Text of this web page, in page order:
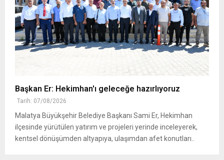
Başkan Er: Hekimhan'ı geleceğe hazırlıyoruz
Tarih: 07/08/2026
Malatya Büyükşehir Belediye Başkanı Sami Er, Hekimhan
ilçesinde yürütülen yatırım ve projeleri yerinde inceleyerek,
kentsel dönüşümden altyapıya, ulaşımdan afet konutları..